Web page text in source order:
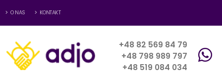
O NAS KONTAKT
+48 82 569 84 79
+48 798 989 797
+48 519 084 034